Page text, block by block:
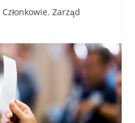
Członkowie, Zarząd